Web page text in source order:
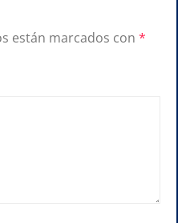
están marcados con *